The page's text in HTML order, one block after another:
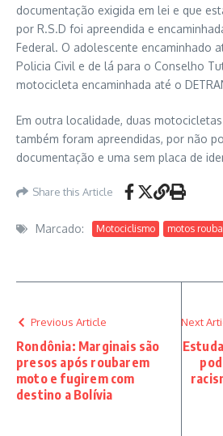
documentação exigida em lei e que
por R.S.D foi apreendida e
Federal. O adolescente encaminhado
Policia Civil e de lá para o Conselho
motocicleta encaminhada até o
Em outra localidade, duas
também foram apreendidas, por não
documentação e uma sem placa de
Share this Article
Marcado: Motociclismo motos
Previous Article
Rondônia: Marginais são
presos após roubarem
moto e fugirem com
destino a Bolívia
Next